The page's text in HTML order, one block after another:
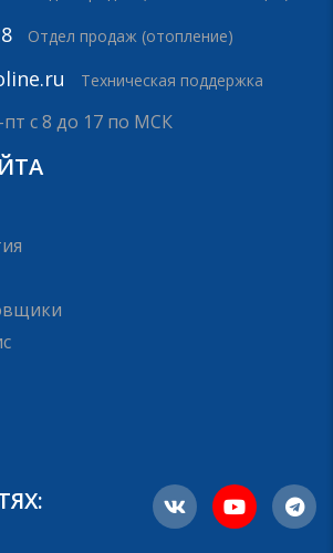
Отдел продаж (отопление)
Техническая поддержка
с 8 до 17 по МСК